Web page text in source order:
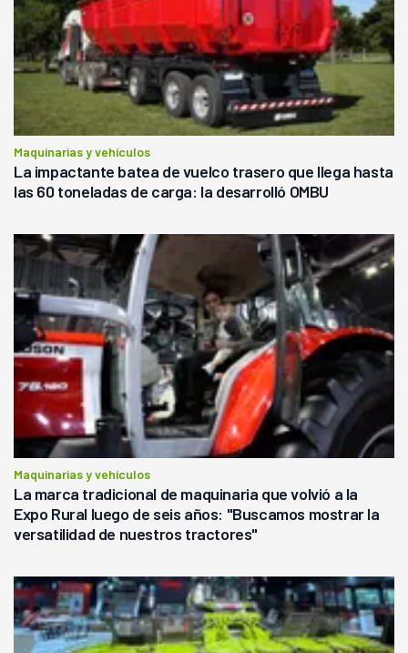
Maquinarias y vehículos
La impactante batea de vuelco trasero que llega hasta
las 60 toneladas de carga: la desarrolló OMBU
Maquinarias y vehículos
La marca tradicional de maquinaria que volvió a la
Expo Rural luego de seis años: "Buscamos mostrar la
versatilidad de nuestros tractores"